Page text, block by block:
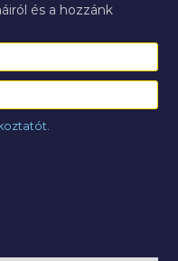
és a hozzánk